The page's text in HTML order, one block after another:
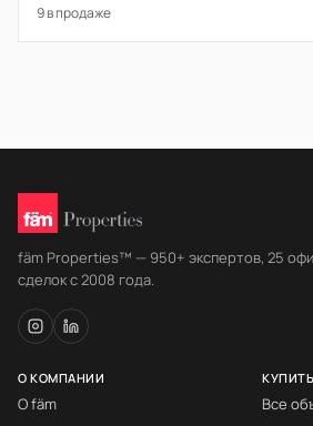
9 в продаже
fäm Properties™ — 950+ экспертов, 25
сделок с 2008 года.
О КОМПАНИИ
О fäm
КУПИТЬ
Все